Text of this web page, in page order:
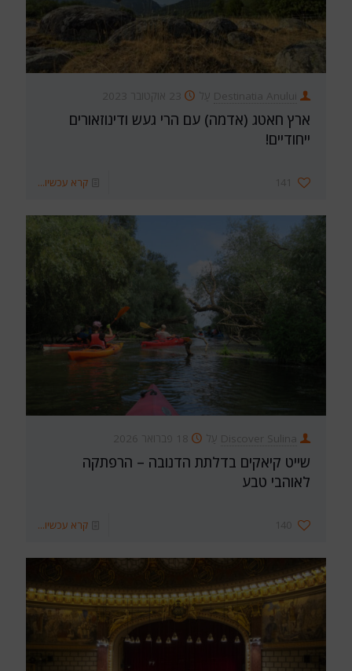
Destinatia Anului עַל 23 אוקטובר 2023
ארץ חאטג (אדמה) עם הרי געש ודינוזאורים
ייחודיים!
141 קרא עכשיו...
Discover Sulina עַל 18 פברואר 2026
שייט קיאקים בדלתת הדנובה – הרפתקה
לאוהבי טבע
140 קרא עכשיו...